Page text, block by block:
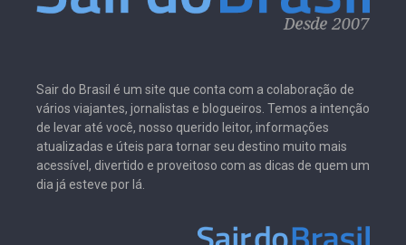
Sair do Brasil é um site que conta com a colaboração de
vários viajantes, jornalistas e blogueiros. Temos a intenção
de levar até você, nosso querido leitor, informações
atualizadas e úteis para tornar seu destino muito mais
acessível, divertido e proveitoso com as dicas de quem um
dia já esteve por lá.